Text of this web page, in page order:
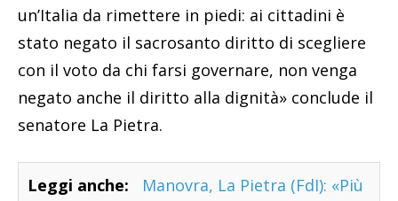
un’Italia da rimettere in piedi: ai cittadini è
stato negato il sacrosanto diritto di scegliere
con il voto da chi farsi governare, non venga
negato anche il diritto alla dignità» conclude il
senatore La Pietra.
Leggi anche:
Manovra, La Pietra (FdI): «Più